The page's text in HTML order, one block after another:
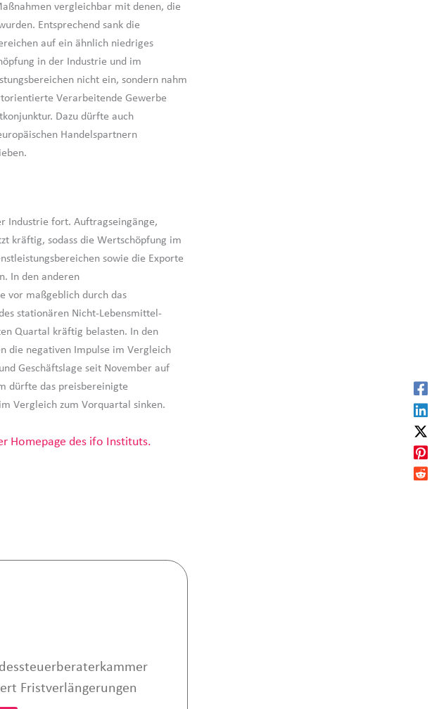
vergleichbar mit denen, die
Entsprechend sank die
auf ein ähnlich niedriges
in der Industrie und im
nicht ein, sondern nahm
Verarbeitende Gewerbe
Dazu dürfte auch
Handelspartnern
Industrie fort. Auftragseingänge,
kräftig, sodass die Wertschöpfung im
sowie die Exporte
In den anderen
vor maßgeblich durch das
stationären Nicht-Lebensmittel-
Quartal kräftig belasten. In den
die negativen Impulse im Vergleich
Geschäftslage seit November auf
dürfte das preisbereinigte
Vergleich zum Vorquartal sinken.
Homepage des ifo Instituts.
Fristverlängerungen